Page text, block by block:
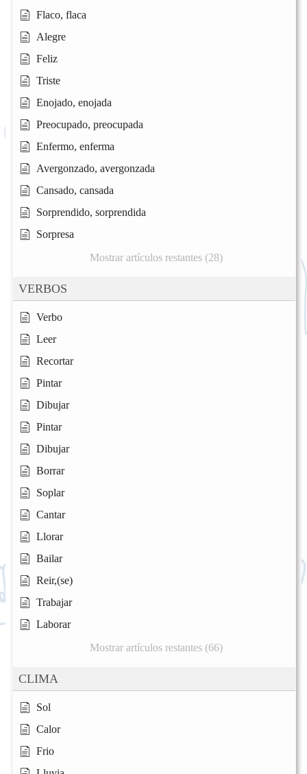
Flaco, flaca
Alegre
Feliz
Triste
Enojado, enojada
Preocupado, preocupada
Enfermo, enferma
Avergonzado, avergonzada
Cansado, cansada
Sorprendido, sorprendida
Sorpresa
Mostrar artículos restantes (28)
VERBOS
Verbo
Leer
Recortar
Pintar
Dibujar
Pintar
Dibujar
Borrar
Soplar
Cantar
Llorar
Bailar
Reir,(se)
Trabajar
Laborar
Mostrar artículos restantes (66)
CLIMA
Sol
Calor
Frio